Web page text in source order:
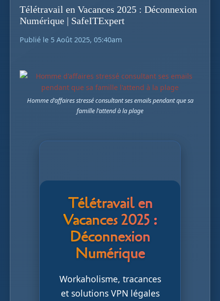
Télétravail en Vacances 2025 : Déconnexion
Numérique | SafeITExpert
Publié le 5 Août 2025, 05:40am
Homme d'affaires stressé consultant ses emails pendant que sa
famille l'attend à la plage
Télétravail en
Vacances 2025 :
Déconnexion
Numérique
Workaholisme, tracances
et solutions VPN légales